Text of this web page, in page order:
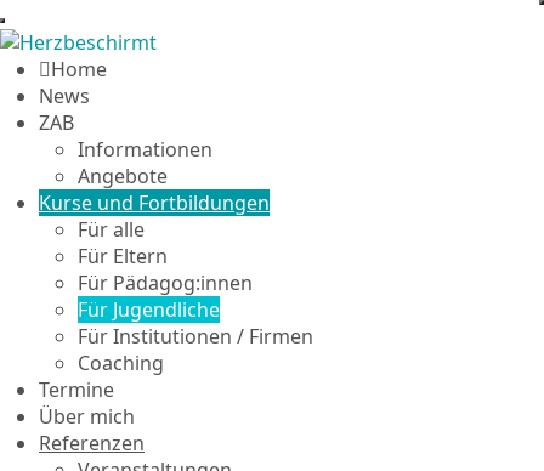
Home
News
ZAB
Informationen
Angebote
Kurse und Fortbildungen
Für alle
Für Eltern
Für Pädagog:innen
Für Jugendliche
Für Institutionen / Firmen
Coaching
Termine
Über mich
Referenzen